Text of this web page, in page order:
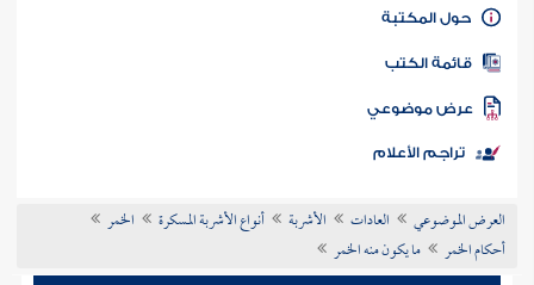
كتاب الأمة
المكتبة
الكتب
موضوعي
تراجم الأعلام
العرض الموضوعي العادات الأشربة أنواع الأشربة المسكرة
الخمر
أحكام الخمر
ما يكون منه الخمر